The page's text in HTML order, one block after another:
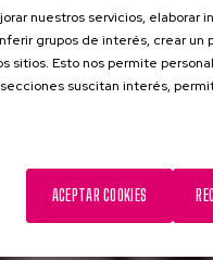
nuestros servicios, elaborar
grupos de interés, crear un
sitios. Esto nos permite
suscitan interés,
ACEPTAR COOKIES